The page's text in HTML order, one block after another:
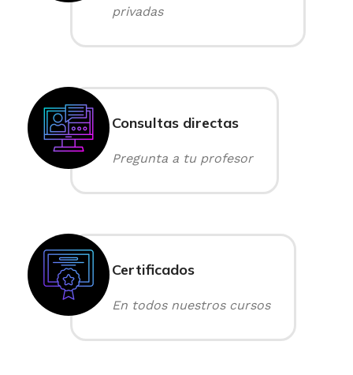
privadas
Consultas directas
Pregunta a tu profesor
Certificados
En todos nuestros cursos